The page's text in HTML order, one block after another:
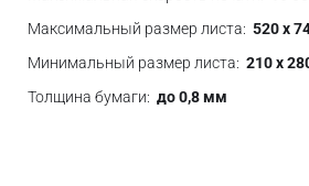
Максимальный размер листа: 520 х
Минимальный размер листа: 210 х
Толщина бумаги: до 0,8 мм